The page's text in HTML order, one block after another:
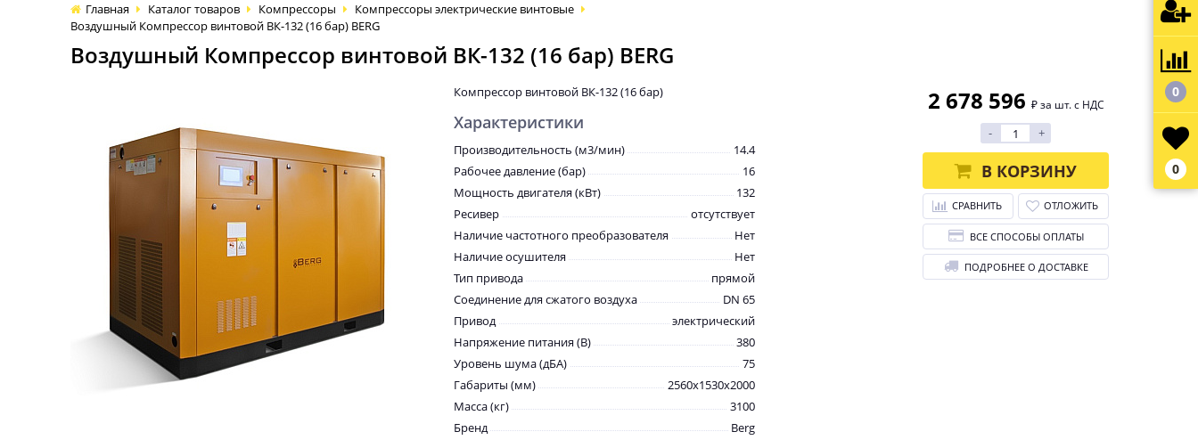
Главная Каталог товаров Компрессоры
Компрессоры электрические винтовые
Воздушный Компрессор винтовой ВК-132 (16 бар) BERG
Воздушный Компрессор винтовой ВК-132 (16 бар) BERG
Компрессор винтовой ВК-132 (16 бар)
Характеристики
Производительность (м3/мин)
14.4
Рабочее давление (бар)
16
Мощность двигателя (кВт)
132
Ресивер
отсутствует
Наличие частотного преобразователя
Нет
Наличие осушителя
Нет
Тип привода
прямой
Соединение для сжатого воздуха
DN 65
Привод
электрический
Напряжение питания (В)
380
Уровень шума (дБА)
75
Габариты (мм)
2560x1530x2000
Масса (кг)
3100
Бренд
Berg
2 678 596 ₽ за шт. с НДС
- +
В КОРЗИНУ
СРАВНИТЬ ОТЛОЖИТЬ
ВСЕ СПОСОБЫ ОПЛАТЫ
ПОДРОБНЕЕ О ДОСТАВКЕ
0
0